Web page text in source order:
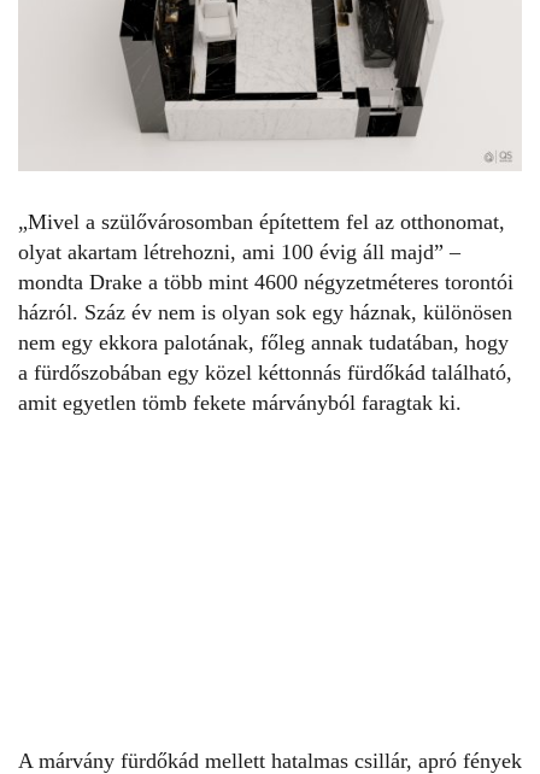
„Mivel a szülővárosomban építettem fel az otthonomat,
olyat akartam létrehozni, ami 100 évig áll majd” –
mondta Drake a több mint 4600 négyzetméteres torontói
házról. Száz év nem is olyan sok egy háznak, különösen
nem egy ekkora palotának, főleg annak tudatában, hogy
a fürdőszobában egy közel kéttonnás fürdőkád található,
amit egyetlen tömb fekete márványból faragtak ki.
A márvány fürdőkád mellett hatalmas csillár, apró fények